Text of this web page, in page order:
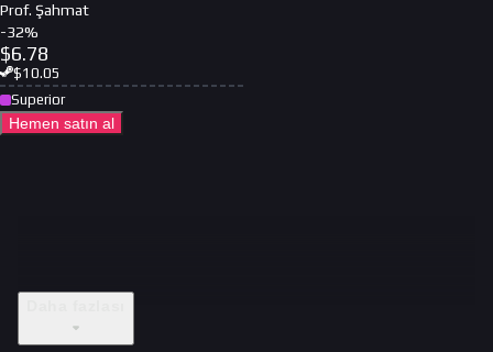
Prof. Şahmat
-32%
$6.78
$10.05
Superior
Hemen satın al